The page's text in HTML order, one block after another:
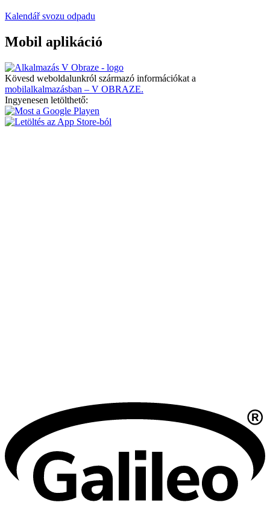
Kalendář svozu odpadu
Mobil aplikáció
Kövesd weboldalunkról származó információkat a
mobilalkalmazásban – V OBRAZE.
Ingyenesen letölthető: